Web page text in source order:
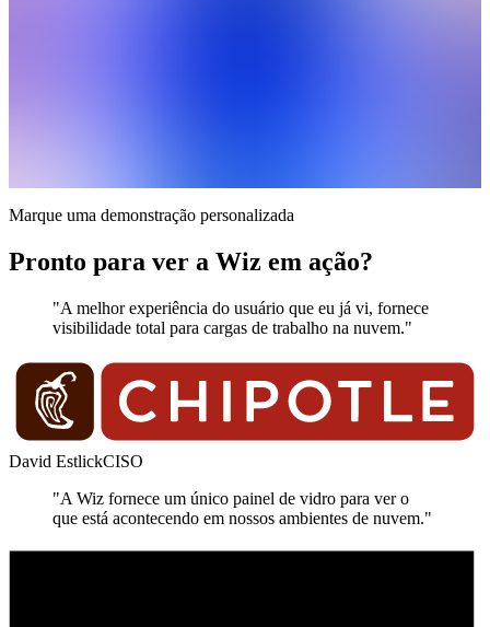
Marque uma demonstração personalizada
Pronto para ver a Wiz em ação?
"A melhor experiência do usuário que eu já vi, fornece
visibilidade total para cargas de trabalho na nuvem."
David EstlickCISO
"A Wiz fornece um único painel de vidro para ver o
que está acontecendo em nossos ambientes de nuvem."